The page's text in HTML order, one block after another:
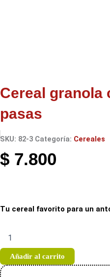
Cereal granola
pasas
SKU: 82-3 Categoría: Cereales
$ 7.800
Tu cereal favorito para un
granola
crunchy
choco
pasas
Añadir al carrito